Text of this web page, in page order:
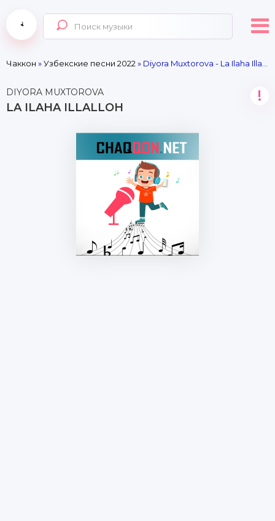
Чаккон »Узбекские песни 2022 » Diyora Muxtorova - La Ilaha Illalloh
DIYORA MUXTOROVA
LA ILAHA ILLALLOH
!